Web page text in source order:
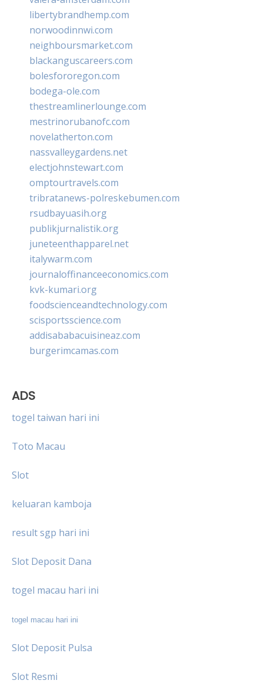
libertybrandhemp.com
norwoodinnwi.com
neighboursmarket.com
blackanguscareers.com
bolesfororegon.com
bodega-ole.com
thestreamlinerlounge.com
mestrinorubanofc.com
novelatherton.com
nassvalleygardens.net
electjohnstewart.com
omptourtravels.com
tribratanews-polreskebumen.com
rsudbayuasih.org
publikjurnalistik.org
juneteenthapparel.net
italywarm.com
journaloffinanceeconomics.com
kvk-kumari.org
foodscienceandtechnology.com
scisportsscience.com
addisababacuisineaz.com
burgerimcamas.com
ADS
togel taiwan hari ini
Toto Macau
Slot
keluaran kamboja
result sgp hari ini
Slot Deposit Dana
togel macau hari ini
togel macau hari ini
Slot Deposit Pulsa
Slot Resmi